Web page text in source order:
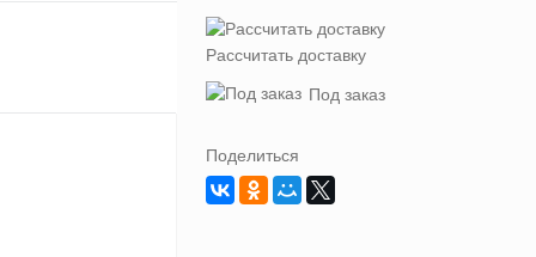
Рассчитать доставку
Под заказ
Поделиться